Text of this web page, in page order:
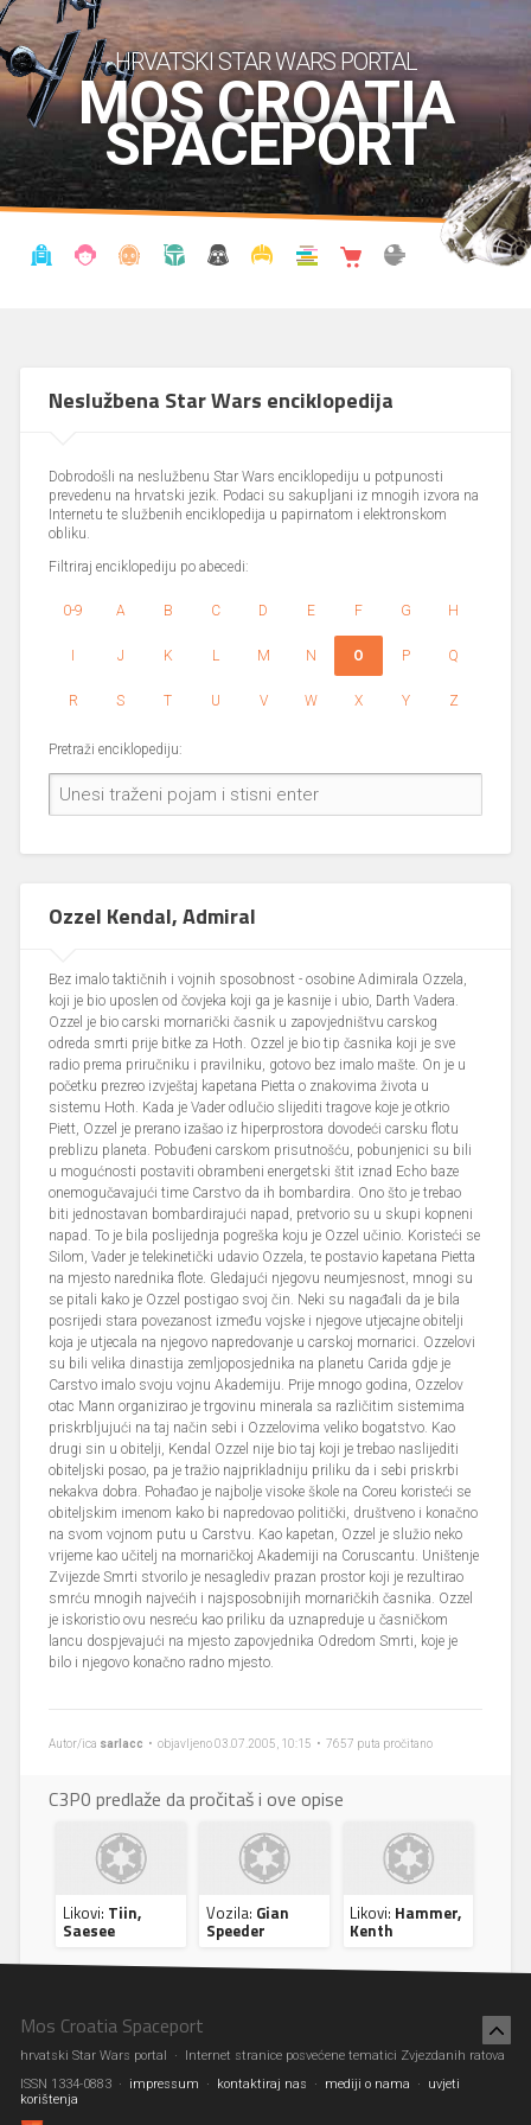
HRVATSKI STAR WARS PORTAL
MOS CROATIA
SPACEPORT
Neslužbena Star Wars enciklopedija
Dobrodošli na neslužbenu Star Wars enciklopediju u potpunosti
prevedenu na hrvatski jezik. Podaci su sakupljani iz mnogih izvora na
Internetu te službenih enciklopedija u papirnatom i elektronskom
obliku.
Filtriraj enciklopediju po abecedi:
0-9 A B C D E F G H
I J K L M N O P Q
R S T U V W X Y Z
Pretraži enciklopediju:
Ozzel Kendal, Admiral
Bez imalo taktičnih i vojnih sposobnost - osobine Adimirala Ozzela,
koji je bio uposlen od čovjeka koji ga je kasnije i ubio, Darth Vadera.
Ozzel je bio carski mornarički časnik u zapovjedništvu carskog
odreda smrti prije bitke za Hoth. Ozzel je bio tip časnika koji je sve
radio prema priručniku i pravilniku, gotovo bez imalo mašte. On je u
početku prezreo izvještaj kapetana Pietta o znakovima života u
sistemu Hoth. Kada je Vader odlučio slijediti tragove koje je otkrio
Piett, Ozzel je prerano izašao iz hiperprostora dovodeći carsku flotu
preblizu planeta. Pobuđeni carskom prisutnošću, pobunjenici su bili
u mogućnosti postaviti obrambeni energetski štit iznad Echo baze
onemogučavajući time Carstvo da ih bombardira. Ono što je trebao
biti jednostavan bombardirajući napad, pretvorio su u skupi kopneni
napad. To je bila poslijednja pogreška koju je Ozzel učinio. Koristeći se
Silom, Vader je telekinetički udavio Ozzela, te postavio kapetana Pietta
na mjesto narednika flote. Gledajući njegovu neumjesnost, mnogi su
se pitali kako je Ozzel postigao svoj čin. Neki su nagađali da je bila
posrijedi stara povezanost između vojske i njegove utjecajne obitelji
koja je utjecala na njegovo napredovanje u carskoj mornarici. Ozzelovi
su bili velika dinastija zemljoposjednika na planetu Carida gdje je
Carstvo imalo svoju vojnu Akademiju. Prije mnogo godina, Ozzelov
otac Mann organizirao je trgovinu minerala sa različitim sistemima
priskrbljujući na taj način sebi i Ozzelovima veliko bogatstvo. Kao
drugi sin u obitelji, Kendal Ozzel nije bio taj koji je trebao naslijediti
obiteljski posao, pa je tražio najprikladniju priliku da i sebi priskrbi
nekakva dobra. Pohađao je najbolje visoke škole na Coreu koristeći se
obiteljskim imenom kako bi napredovao politički, društveno i konačno
na svom vojnom putu u Carstvu. Kao kapetan, Ozzel je služio neko
vrijeme kao učitelj na mornaričkoj Akademiji na Coruscantu. Uništenje
Zvijezde Smrti stvorilo je nesaglediv prazan prostor koji je rezultirao
smrću mnogih najvećih i najsposobnijih mornaričkih časnika. Ozzel
je iskoristio ovu nesreću kao priliku da uznapreduje u časničkom
lancu dospjevajući na mjesto zapovjednika Odredom Smrti, koje je
bilo i njegovo konačno radno mjesto.
Autor/ica sarlacc • objavljeno 03.07.2005, 10:15 • 7657 puta pročitano
C3P0 predlaže da pročitaš i ove opise
Likovi: Tiin,
Saesee
Vozila: Gian
Speeder
Likovi: Hammer,
Kenth
Mos Croatia Spaceport
hrvatski Star Wars portal · Internet stranice posvećene tematici Zvjezdanih ratova
ISSN 1334-0883 ·
impressum · kontaktiraj nas · mediji o nama ·
uvjeti
korištenja